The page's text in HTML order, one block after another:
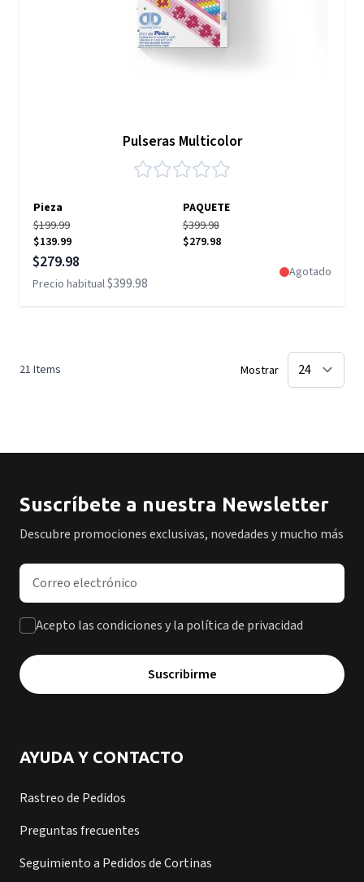
Pulseras Multicolor
Pieza
PAQUETE
$199.99
$139.99
$399.98
$279.98
Precio especial
$279.98
Precio habitual$399.98
Agotado
21 Items Mostrar
Suscríbete a nuestra Newsletter
Descubre promociones exclusivas, novedades y mucho más
Dirección de correo electrónico
Acepto las condiciones y la política de privacidad
Suscribirme
AYUDA Y CONTACTO
Rastreo de Pedidos
Preguntas frecuentes
Seguimiento a Pedidos de Cortinas